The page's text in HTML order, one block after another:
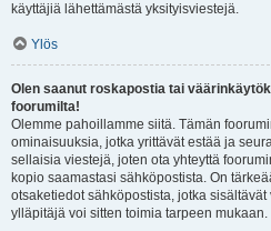
käyttäjiä lähettämästä yksityisviestejä.
Ylös
Olen saanut roskapostia tai
foorumilta!
Olemme pahoillamme siitä. Tämän
ominaisuuksia, jotka yrittävät estää ja
sellaisia viestejä, joten ota yhteyttä
kopio saamastasi sähköpostista. On
otsaketiedot sähköpostista, jotka
ylläpitäjä voi sitten toimia tarpeen mukaan.